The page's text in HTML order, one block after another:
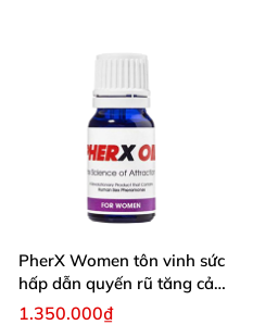
PherX Women tôn vinh sức
hấp dẫn quyến rũ tăng cảm
xúc phái mạnh
1.350.000₫